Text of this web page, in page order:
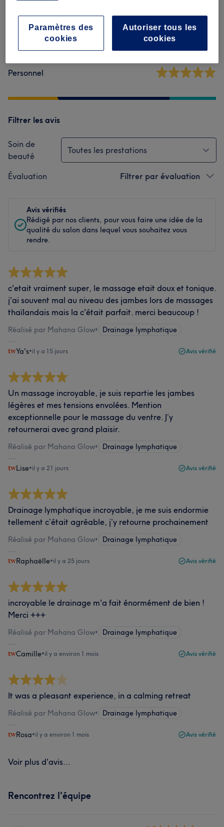
Ambiance
Propreté
Personnel
Filtrer les avis
Soin de
beauté
Toutes les prestations
Évaluation Filtrer par évaluation
Avis vérifiés
Rédigé par nos clients, pour vous faire une idée de la
qualité du salon dans lequel vous souhaitez vous
rendre.
c'etait vraiment super, le massage etait doux et tonique.
j'ai souvent mal au niveau des jambes lors de massages
thaïlandais mais la c'était parfait. merci beaucoup !
Réalisé par Mahana Glow• Drainage lymphatique
Ya's•il y a 15 jours Avis vérifié
Un massage incroyable, je suis repartie les jambes
légères et mes tensions envolées. Mention
exceptionnelle pour le massage du ventre. J’y
retournerai avec grand plaisir.
Réalisé par Mahana Glow• Drainage lymphatique
Lise•il y a 21 jours Avis vérifié
Drainage lymphatique incroyable, je me suis endormie
tellement c’était agréable, j’y retourne prochainement
Réalisé par Mahana Glow• Drainage lymphatique
Raphaëlle•il y a 25 jours Avis vérifié
incroyable le drainage m'a fait énormément de bien !
Merci +++
Réalisé par Mahana Glow• Drainage lymphatique
Camille•il y a environ 1 mois Avis vérifié
It was a pleasant experience, in a calming retreat
Réalisé par Mahana Glow• Drainage lymphatique
Rosa•il y a environ 1 mois Avis vérifié
Voir plus d'avis...
Rencontrez l'équipe
Autoriser tous les
cookies
Paramètres des
cookies